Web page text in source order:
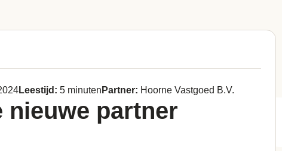
Leestijd: 5 minuten Partner: Hoorne Vastgoed B.V.
nieuwe partner